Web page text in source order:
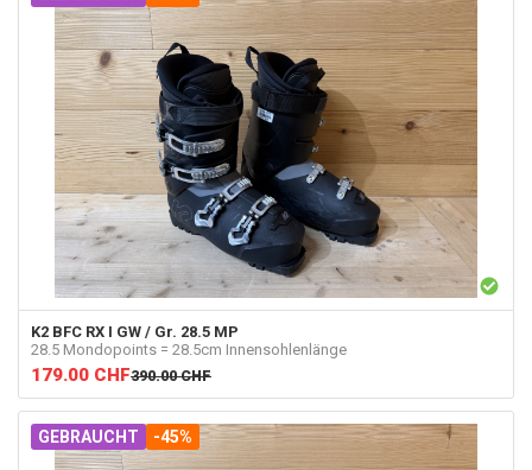
K2 BFC RX I GW / Gr. 28.5 MP
28.5 Mondopoints = 28.5cm Innensohlenlänge
179.00 CHF390.00 CHF
GEBRAUCHT -45%